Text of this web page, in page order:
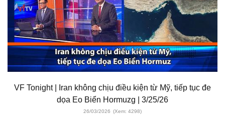
VF Tonight | Iran không chịu điều kiện từ Mỹ, tiếp tục đe
dọa Eo Biển Hormuzg | 3/25/26
26/03/2026 (Xem: 4298)